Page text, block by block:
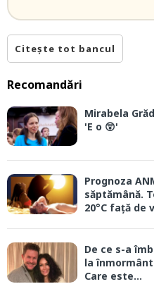
Citește tot bancul
Recomandări
Mirabela
'E o 😲'
Prognoza
săptămână.
20°C față de
De ce s-a
la
Care este...